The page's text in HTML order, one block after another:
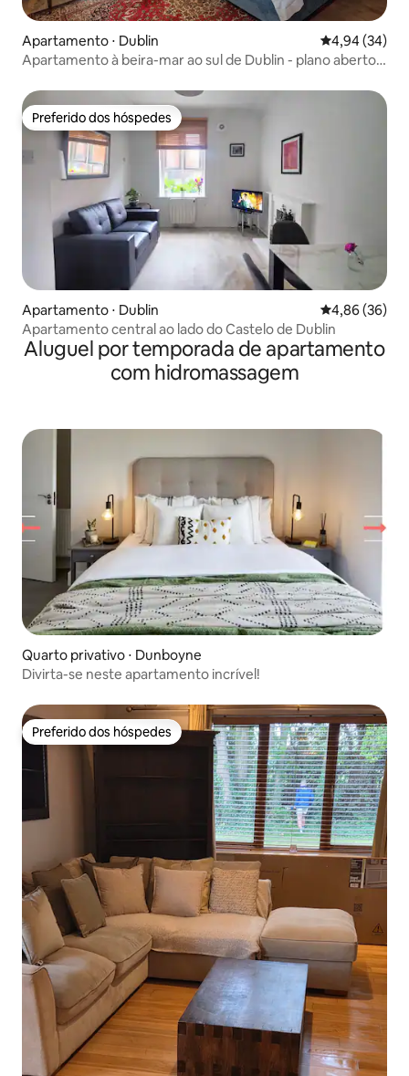
Apartamento ⋅ Dublin 4,94 de uma
4,94 (34)
Apartamento à beira-mar ao sul de Dublin - plano aberto -
Preferido dos hóspedes
Preferido dos hóspedes
Apartamento ⋅ Dublin 4,86 de uma
4,86 (36)
Apartamento central ao lado do Castelo de Dublin
Aluguel por temporada de apartamento
com hidromassagem
Quarto privativo ⋅ Dunboyne
Divirta-se neste apartamento incrível!
Preferido dos hóspedes
Preferido dos hóspedes